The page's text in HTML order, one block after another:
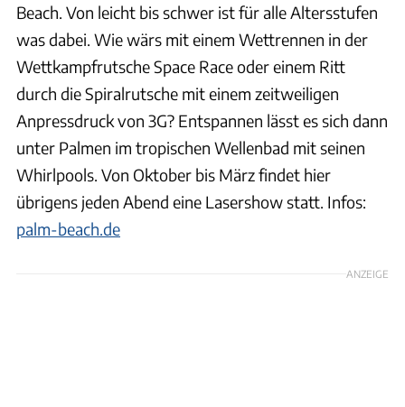
Beach. Von leicht bis schwer ist für alle Altersstufen
was dabei. Wie wärs mit einem Wettrennen in der
Wettkampfrutsche Space Race oder einem Ritt
durch die Spiralrutsche mit einem zeitweiligen
Anpressdruck von 3G? Entspannen lässt es sich dann
unter Palmen im tropischen Wellenbad mit seinen
Whirlpools. Von Oktober bis März findet hier
übrigens jeden Abend eine Lasershow statt. Infos:
palm-beach.de
ANZEIGE